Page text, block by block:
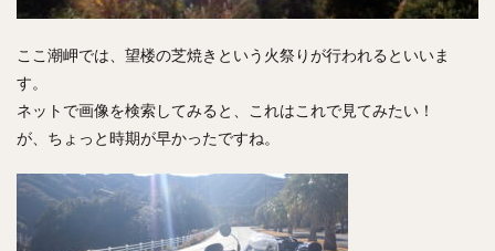
ここ潮岬では、望楼の芝焼きという火祭りが行われるといいま
す。
ネットで画像を検索してみると、これはこれで見てみたい！
が、ちょっと時期が早かったですね。